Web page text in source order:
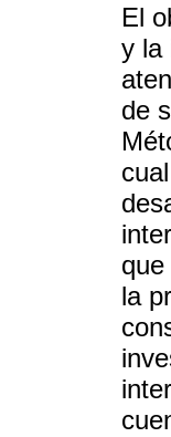
El
y la
de
la